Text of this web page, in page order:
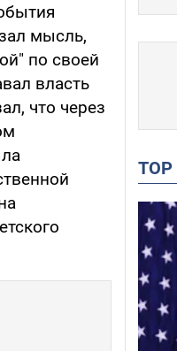
мысль,
по своей
власть
что через